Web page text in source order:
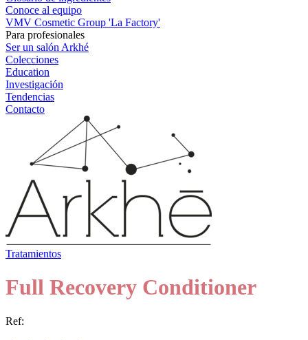
Conoce al equipo
VMV Cosmetic Group 'La Factory'
Para profesionales
Ser un salón Arkhé
Colecciones
Education
Investigación
Tendencias
Contacto
Tratamientos
Full Recovery Conditioner
Ref: